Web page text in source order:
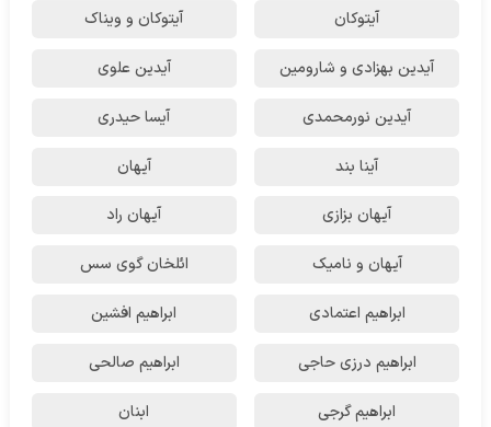
آیتوکان آیتوکان و ویناک
آیدین بهزادی و شارومین آیدین علوی
آیدین نورمحمدی آیسا حیدری
آینا بند آیهان
آیهان بزازی آیهان راد
آیهان و نامیک ائلخان گوی سس
ابراهیم اعتمادی ابراهیم افشین
ابراهیم درزی حاجی ابراهیم صالحی
ابراهیم گرجی ابنان